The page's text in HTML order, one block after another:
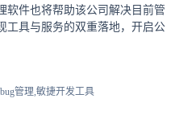
软件也将帮助该公司解决目前管
工具与服务的双重落地，开启公
管理,敏捷开发工具